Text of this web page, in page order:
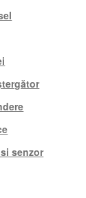
senzor